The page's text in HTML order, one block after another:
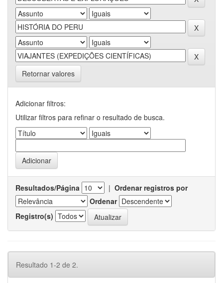
Retornar valores
Adicionar filtros:
Utilizar filtros para refinar o resultado de busca.
Resultados/Página | Ordenar registros por
Ordenar
Registro(s)
Resultado 1-2 de 2.